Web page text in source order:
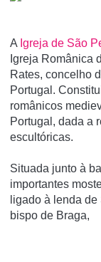
A Igreja de São
Igreja Românica
Rates, concelho
Portugal.
românicos
Portugal, dada a
escultóricas.
Situada junto à
importantes
ligado à lenda
bispo de Braga,